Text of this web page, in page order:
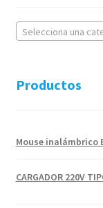
Selecciona una
Productos
Mouse inalámbrico
CARGADOR 220V